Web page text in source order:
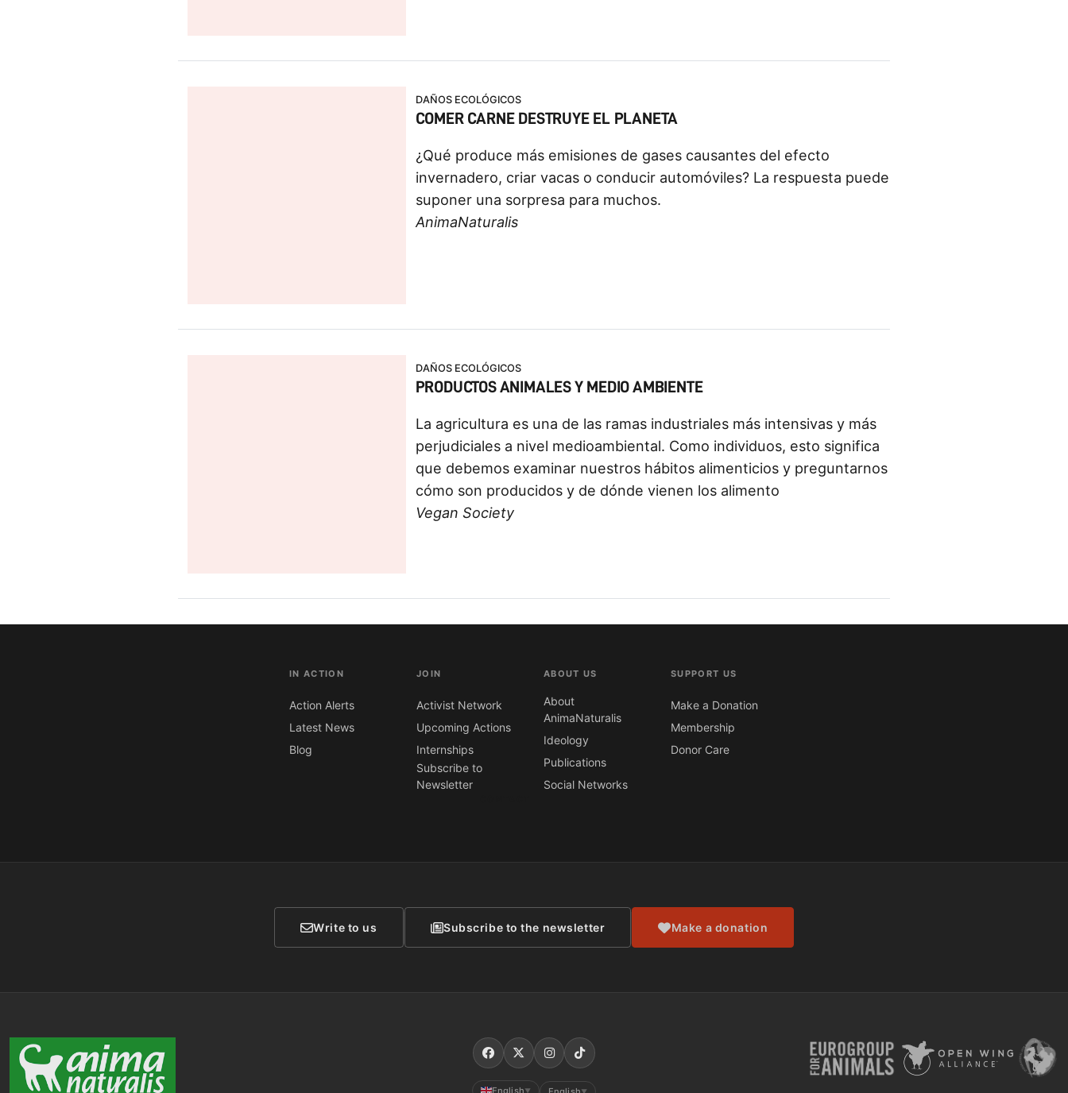
DAÑOS ECOLÓGICOS
COMER CARNE DESTRUYE EL PLANETA
¿Qué produce más emisiones de gases causantes del efecto
invernadero, criar vacas o conducir automóviles? La respuesta puede
suponer una sorpresa para muchos.
AnimaNaturalis
DAÑOS ECOLÓGICOS
PRODUCTOS ANIMALES Y MEDIO AMBIENTE
La agricultura es una de las ramas industriales más intensivas y más
perjudiciales a nivel medioambiental. Como individuos, esto significa
que debemos examinar nuestros hábitos alimenticios y preguntarnos
cómo son producidos y de dónde vienen los alimento
Vegan Society
IN ACTION
Action Alerts
Latest News
Blog
JOIN
Activist Network
Upcoming Actions
Internships
Subscribe to
Newsletter
ABOUT US
About
AnimaNaturalis
Ideology
Publications
Social Networks
SUPPORT US
Make a Donation
Membership
Donor Care
Write to us Subscribe to the newsletter Make a donation
English ▼